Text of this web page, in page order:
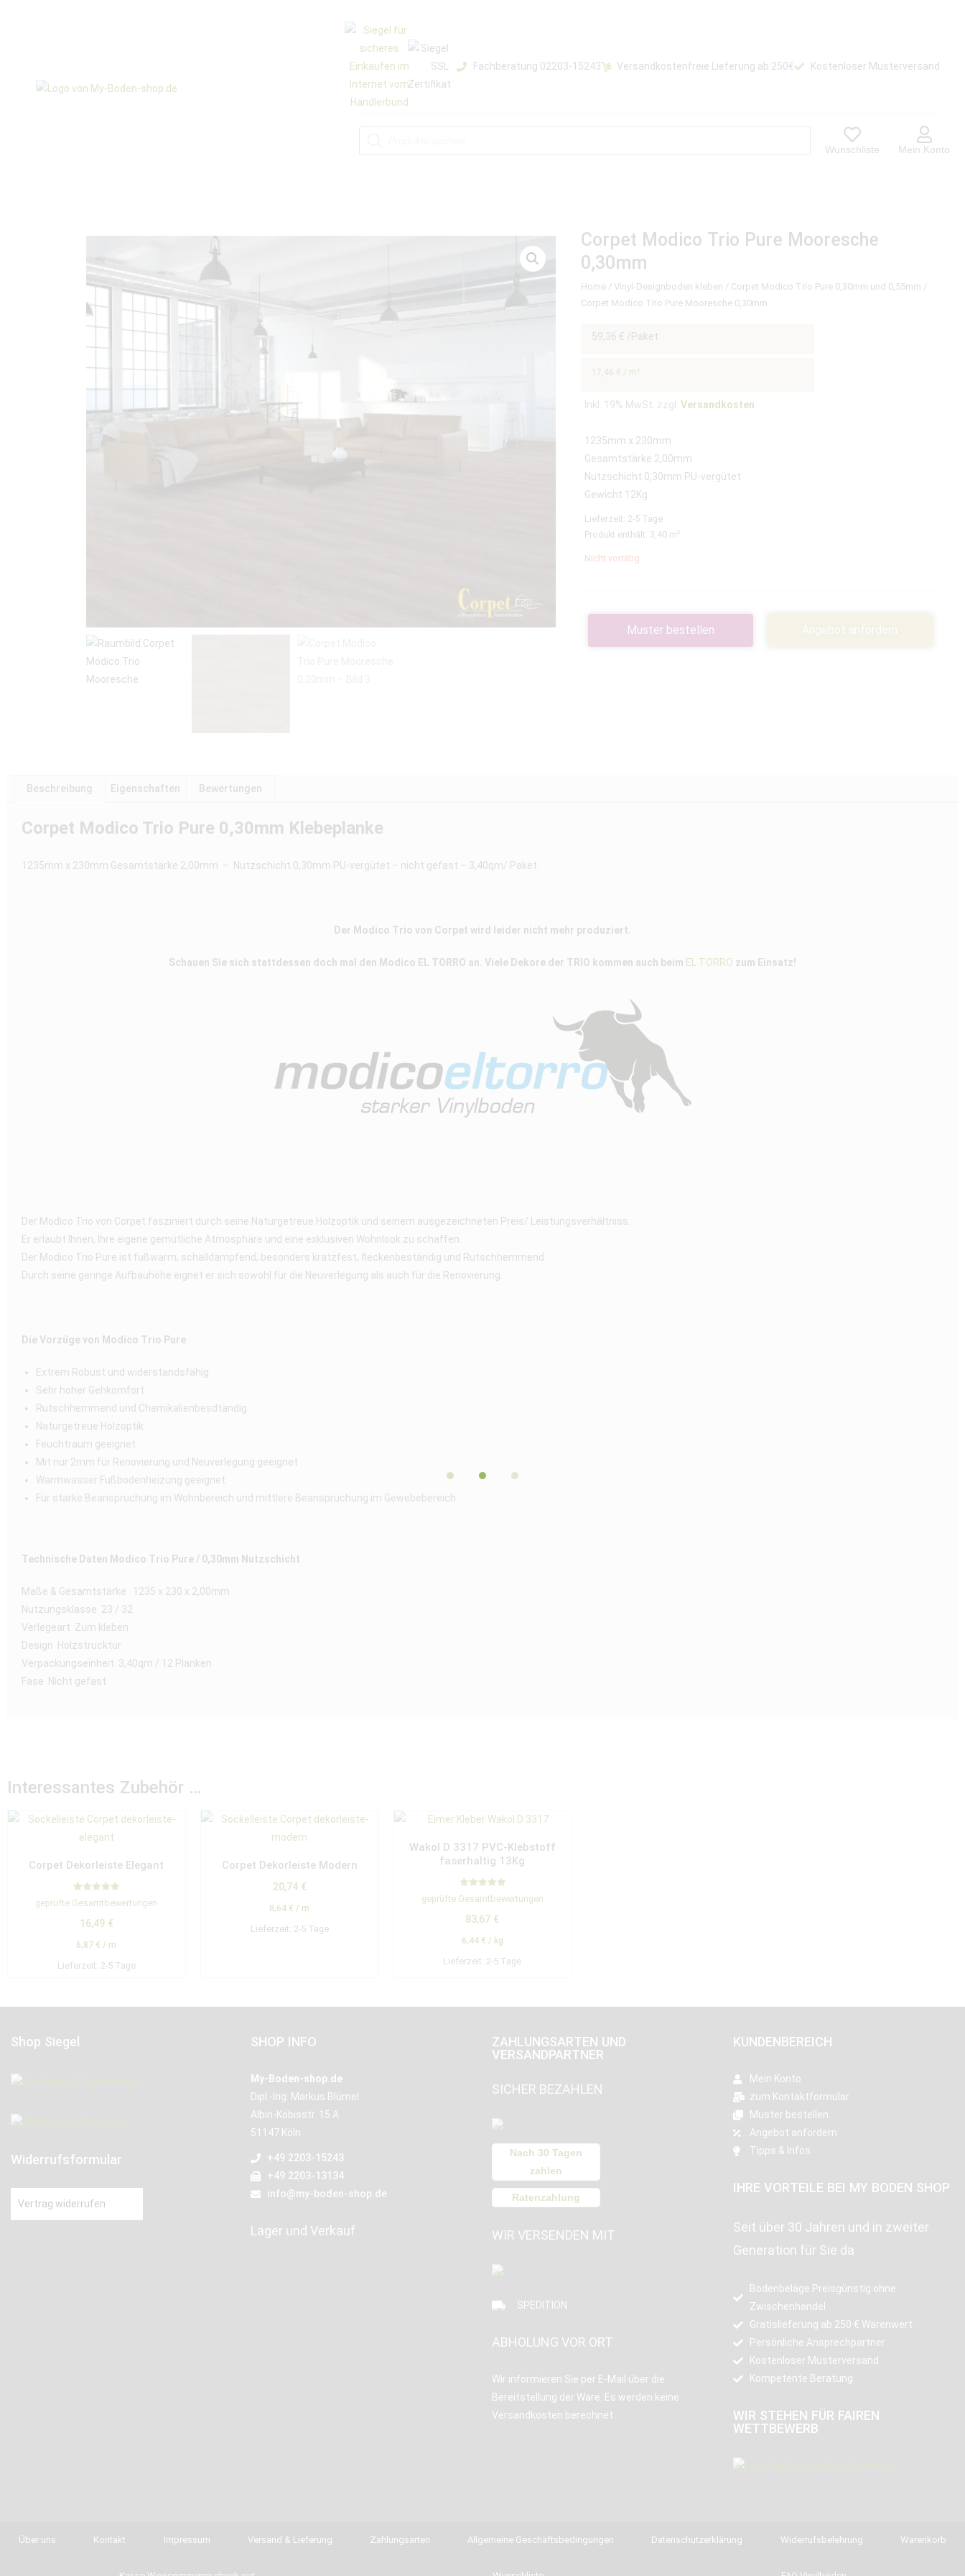
Fachberatung 02203-15243 Versandkostenfreie Lieferung ab 250€ Kostenloser Musterversand
Wunschliste Mein Konto
Corpet Modico Trio Pure Mooresche
0,30mm
Home / Vinyl-Designboden kleben / Corpet Modico Trio Pure 0,30mm und 0,55mm /
Corpet Modico Trio Pure Mooresche 0,30mm
59,36 € /Paket
17,46 € / m²
Inkl. 19% MwSt. zzgl.Versandkosten
1235mm x 230mm
Gesamtstärke 2,00mm
Nutzschicht 0,30mm PU-vergütet
Gewicht 12Kg
Lieferzeit: 2-5 Tage
Produkt enthält: 3,40 m²
Nicht vorrätig
Muster bestellen Angebot anfordern
Beschreibung Eigenschaften Bewertungen
Corpet Modico Trio Pure 0,30mm Klebeplanke
1235mm x 230mm Gesamtstärke 2,00mm – Nutzschicht 0,30mm PU-vergütet – nicht gefast – 3,40qm/ Paket
Der Modico Trio von Corpet wird leider nicht mehr produziert.
Schauen Sie sich stattdessen doch mal den Modico EL TORRO an. Viele Dekore der TRIO kommen auch beim EL TORRO zum Einsatz!
Der Modico Trio von Corpet fasziniert durch seine Naturgetreue Holzoptik und seinem ausgezeichneten Preis/ Leistungsverhältniss.
Er erlaubt Ihnen, Ihre eigene gemütliche Atmosphäre und eine exklusiven Wohnlook zu schaffen.
Der Modico Trio Pure ist fußwarm, schalldämpfend, besonders kratzfest, fleckenbeständig und Rutschhemmend.
Durch seine geringe Aufbauhöhe eignet er sich sowohl für die Neuverlegung als auch für die Renovierung.
Die Vorzüge von Modico Trio Pure
Extrem Robust und widerstandsfähig
Sehr hoher Gehkomfort
Rutschhemmend und Chemikalienbesdtändig
Naturgetreue Holzoptik
Feuchtraum geeignet
Mit nur 2mm für Renovierung und Neuverlegung geeignet
Warmwasser Fußbodenheizung geeignet
Für starke Beanspruchung im Wohnbereich und mittlere Beanspruchung im Gewebebereich
Technische Daten Modico Trio Pure / 0,30mm Nutzschicht
Maße & Gesamtstärke 1235 x 230 x 2,00mm
Nutzungsklasse 23 / 32
Verlegeart Zum kleben
Design Holzstrucktur
Verpackungseinheit 3,40qm / 12 Planken
Fase Nicht gefast
Interessantes Zubehör …
Corpet Dekorleiste Elegant
Bewertet mit
5.00
geprüfte Gesamtbewertungen
16,49 €
6,87 € / m
Lieferzeit: 2-5 Tage
Corpet Dekorleiste Modern
20,74 €
8,64 € / m
Lieferzeit: 2-5 Tage
Wakol D 3317 PVC-Klebstoff
faserhaltig 13Kg
Bewertet mit
5.00
geprüfte Gesamtbewertungen
83,67 €
6,44 € / kg
Lieferzeit: 2-5 Tage
Shop Siegel
Widerrufsformular
Vertrag widerrufen
SHOP INFO
My-Boden-shop.de
Dipl.-Ing. Markus Blümel
Albin-Köbisstr. 15 A
51147 Köln
+49 2203-15243
+49 2203-13134
info@my-boden-shop.de
Lager und Verkauf
ZAHLUNGSARTEN UND
VERSANDPARTNER
SICHER BEZAHLEN
Nach 30 Tagen
zahlen
Ratenzahlung
WIR VERSENDEN MIT
SPEDITION
ABHOLUNG VOR ORT
Wir informieren Sie per E-Mail über die
Bereitstellung der Ware. Es werden keine
Versandkosten berechnet.
KUNDENBEREICH
Mein Konto
zum Kontaktformular
Muster bestellen
Angebot anfordern
Tipps & Infos
IHRE VORTEILE BEI MY BODEN SHOP
Seit über 30 Jahren und in zweiter
Generation für Sie da
Bodenbeläge Preisgünstig ohne
Zwischenhandel
Gratislieferung ab 250 € Warenwert
Persönliche Ansprechpartner
Kostenloser Musterversand
Kompetente Beratung
WIR STEHEN FÜR FAIREN
WETTBEWERB
Über uns Kontakt Impressum Versand & Lieferung Zahlungsarten Allgemeine Geschäftsbedingungen Datenschutzerklärung Widerrufsbelehrung Warenkorb